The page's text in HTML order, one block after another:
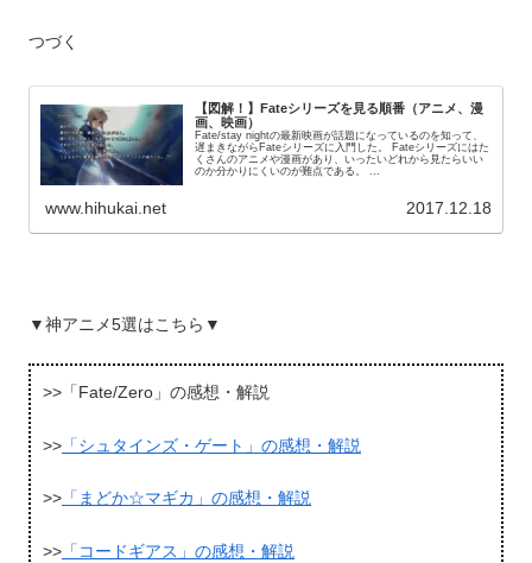
つづく
【図解！】Fateシリーズを見る順番（アニメ、漫
画、映画）
Fate/stay nightの最新映画が話題になっているのを知って、
遅まきながらFateシリーズに入門した。 Fateシリーズにはた
くさんのアニメや漫画があり、いったいどれから見たらいい
のか分かりにくいのが難点である。 ...
www.hihukai.net 2017.12.18
▼神アニメ5選はこちら▼
>>「Fate/Zero」の感想・解説
>> 「シュタインズ・ゲート」の感想・解説
>> 「まどか☆マギカ」の感想・解説
>> 「コードギアス」の感想・解説